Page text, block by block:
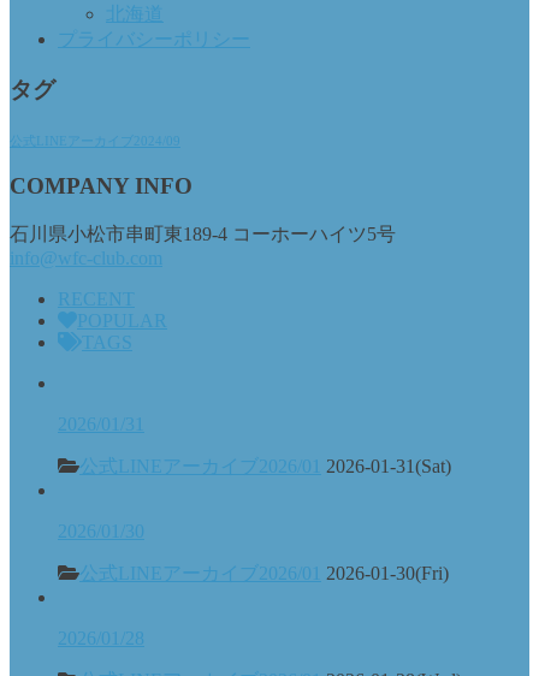
北海道
プライバシーポリシー
タグ
公式LINEアーカイブ2024/09
COMPANY INFO
石川県小松市串町東189-4 コーホーハイツ5号
info@wfc-club.com
RECENT
POPULAR
TAGS
2026/01/31
公式LINEアーカイブ2026/01 2026-01-31(Sat)
2026/01/30
公式LINEアーカイブ2026/01 2026-01-30(Fri)
2026/01/28